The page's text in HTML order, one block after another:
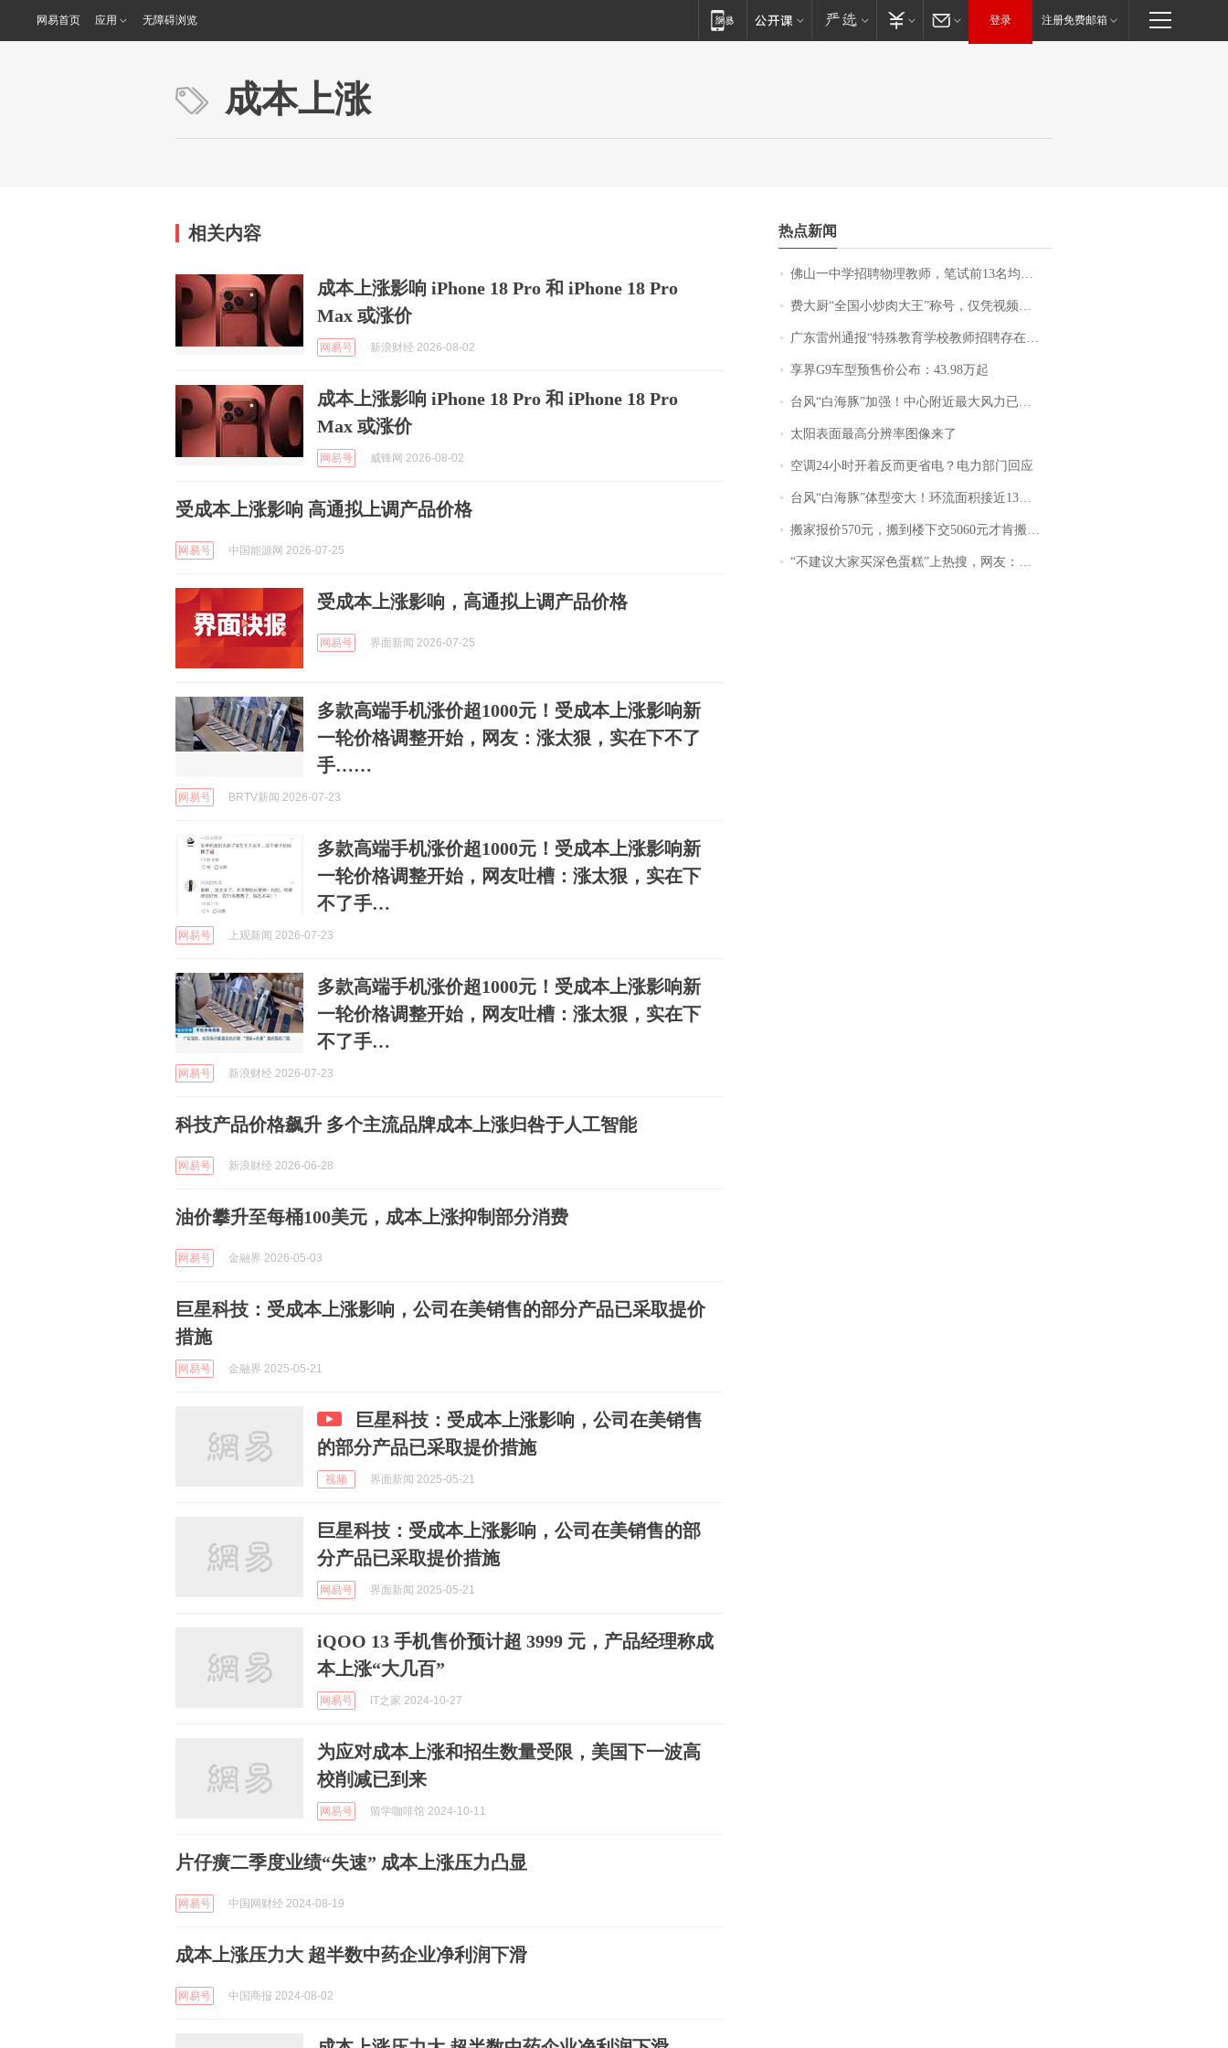
网易首页 应用 无障碍浏览 登录 注册免费邮箱
成本上涨
相关内容
成本上涨影响 iPhone 18 Pro 和 iPhone 18 Pro
Max 或涨价
网易号 新浪财经 2026-08-02
成本上涨影响 iPhone 18 Pro 和 iPhone 18 Pro
Max 或涨价
网易号 威锋网 2026-08-02
受成本上涨影响 高通拟上调产品价格
网易号 中国能源网 2026-07-25
受成本上涨影响，高通拟上调产品价格
网易号 界面新闻 2026-07-25
多款高端手机涨价超1000元！受成本上涨影响新
一轮价格调整开始，网友：涨太狠，实在下不了
手……
网易号 BRTV新闻 2026-07-23
多款高端手机涨价超1000元！受成本上涨影响新
一轮价格调整开始，网友吐槽：涨太狠，实在下
不了手…
网易号 上观新闻 2026-07-23
多款高端手机涨价超1000元！受成本上涨影响新
一轮价格调整开始，网友吐槽：涨太狠，实在下
不了手…
网易号 新浪财经 2026-07-23
科技产品价格飙升 多个主流品牌成本上涨归咎于人工智能
网易号 新浪财经 2026-06-28
油价攀升至每桶100美元，成本上涨抑制部分消费
网易号 金融界 2026-05-03
巨星科技：受成本上涨影响，公司在美销售的部分产品已采取提价
措施
网易号 金融界 2025-05-21
巨星科技：受成本上涨影响，公司在美销售
的部分产品已采取提价措施
视频 界面新闻 2025-05-21
巨星科技：受成本上涨影响，公司在美销售的部
分产品已采取提价措施
网易号 界面新闻 2025-05-21
iQOO 13 手机售价预计超 3999 元，产品经理称成
本上涨“大几百”
网易号 IT之家 2024-10-27
为应对成本上涨和招生数量受限，美国下一波高
校削减已到来
网易号 留学咖啡馆 2024-10-11
片仔癀二季度业绩“失速” 成本上涨压力凸显
网易号 中国网财经 2024-08-19
成本上涨压力大 超半数中药企业净利润下滑
网易号 中国商报 2024-08-02
热点新闻
佛山一中学招聘物理教师，笔试前13名均遭淘汰？教育局：已叫停招聘，成立调查组全面核查
费大厨“全国小炒肉大王”称号，仅凭视频评出？中国烹饪协会回应
广东雷州通报“特殊教育学校教师招聘存在违规行为”：已启动问责程序 副校长被停职
享界G9车型预售价公布：43.98万起
台风“白海豚”加强！中心附近最大风力已达15级 最新研判
太阳表面最高分辨率图像来了
空调24小时开着反而更省电？电力部门回应
台风“白海豚”体型变大！环流面积接近13个浙江那么大
搬家报价570元，搬到楼下交5060元才肯搬上楼！女子傻眼了……
“不建议大家买深色蛋糕”上热搜，网友：天塌了！